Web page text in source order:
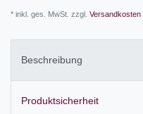
* inkl. ges. MwSt. zzgl. Versandkosten
Beschreibung
Produktsicherheit